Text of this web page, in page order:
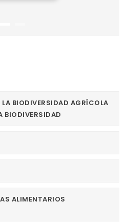
BIODIVERSIDAD AGRÍCOLA
BIODIVERSIDAD
ALIMENTARIOS